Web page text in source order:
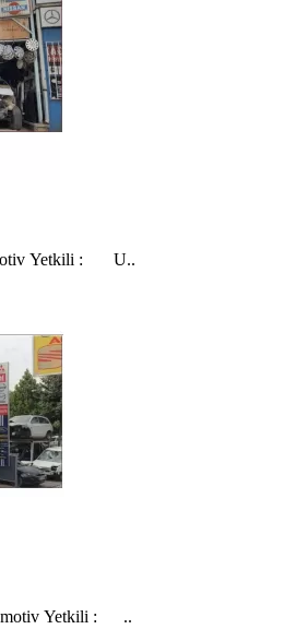
Yetkili : U..
Yetkili : ..